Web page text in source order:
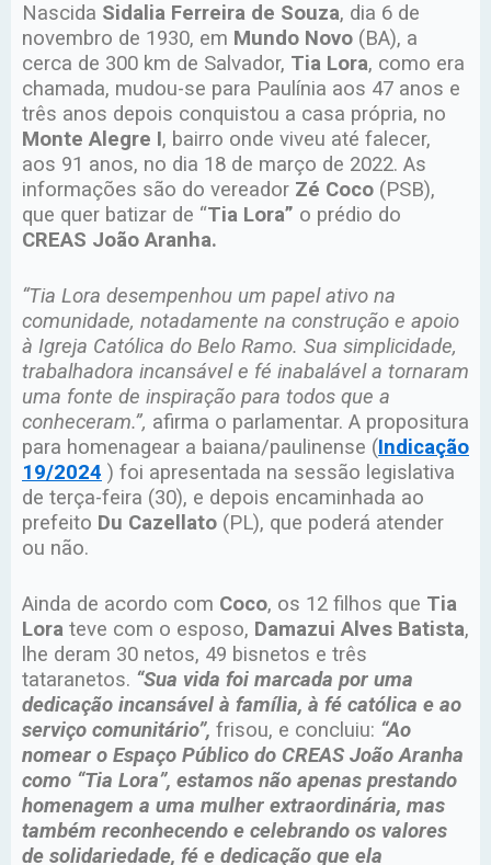
Nascida Sidalia Ferreira de Souza, dia 6 de
novembro de 1930, em Mundo Novo (BA), a
cerca de 300 km de Salvador, Tia Lora, como era
chamada, mudou-se para Paulínia aos 47 anos e
três anos depois conquistou a casa própria, no
Monte Alegre I, bairro onde viveu até falecer,
aos 91 anos, no dia 18 de março de 2022. As
informações são do vereador Zé Coco (PSB),
que quer batizar de “Tia Lora” o prédio do
CREAS João Aranha.
“Tia Lora desempenhou um papel ativo na
comunidade, notadamente na construção e apoio
à Igreja Católica do Belo Ramo. Sua simplicidade,
trabalhadora incansável e fé inabalável a tornaram
uma fonte de inspiração para todos que a
conheceram.”, afirma o parlamentar. A propositura
para homenagear a baiana/paulinense (Indicação
19/2024 ) foi apresentada na sessão legislativa
de terça-feira (30), e depois encaminhada ao
prefeito Du Cazellato (PL), que poderá atender
ou não.
Ainda de acordo com Coco, os 12 filhos que Tia
Lora teve com o esposo, Damazui Alves Batista,
lhe deram 30 netos, 49 bisnetos e três
tataranetos. “Sua vida foi marcada por uma
dedicação incansável à família, à fé católica e ao
serviço comunitário”, frisou, e concluiu: “Ao
nomear o Espaço Público do CREAS João Aranha
como “Tia Lora”, estamos não apenas prestando
homenagem a uma mulher extraordinária, mas
também reconhecendo e celebrando os valores
de solidariedade, fé e dedicação que ela